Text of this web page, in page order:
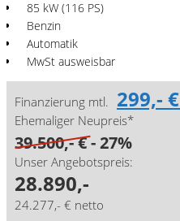
85 kW (116 PS)
Benzin
Automatik
MwSt ausweisbar
Finanzierung mtl. 299,- €
Ehemaliger Neupreis*
39.500,- €- 27%
Unser Angebotspreis:
28.890,-
24.277,- € netto